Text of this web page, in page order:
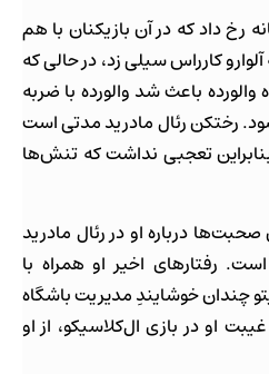
رخ داد که در آن بازیکنان با هم
کارراس سیلی زد، در حالی که
باعث شد والورده با ضربه
رختکن رئال مادرید مدتی است
تعجبی نداشت که تنش‌ها
درباره او در رئال مادرید
رفتارهای اخیر او همراه با
چندان خوشایندِ مدیریت باشگاه
او در بازی ال‌کلاسیکو، از او